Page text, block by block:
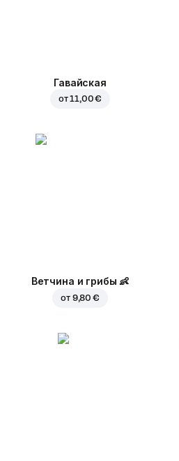
Гавайская
от11,00 €
Ветчина и грибы 👶
от 9,80 €